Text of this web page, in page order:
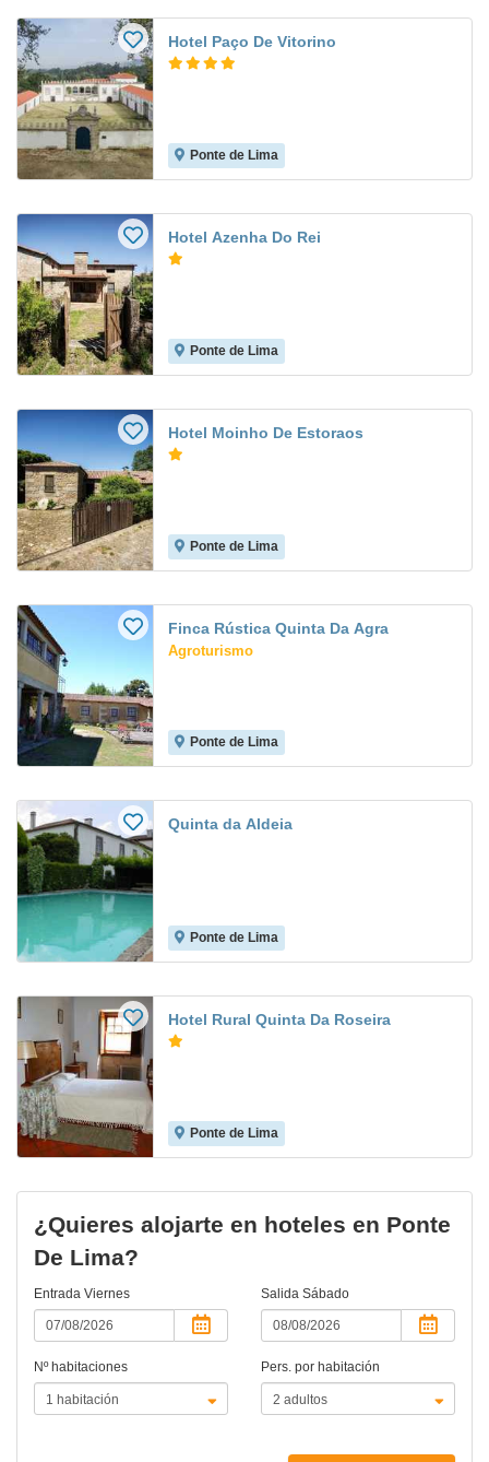
Hotel Paço De Vitorino
Ponte de Lima
Hotel Azenha Do Rei
Ponte de Lima
Hotel Moinho De Estoraos
Ponte de Lima
Finca Rústica Quinta Da Agra
Agroturismo
Ponte de Lima
Quinta da Aldeia
Ponte de Lima
Hotel Rural Quinta Da Roseira
Ponte de Lima
¿Quieres alojarte en hoteles en Ponte
De Lima?
Entrada Viernes Salida Sábado
Nº habitaciones Pers. por habitación